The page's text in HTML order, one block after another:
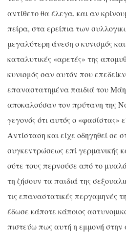
αντίθετο θα έλεγα, και αν
πείρα, στα ερείπια των
μεγαλύτερη άνεση ο κυνισμός
καταλυτικές «αρετές» της
κυνισμός σαν αυτόν που
επαναστατημένα παιδιά του Μάη
αποκαλούσαν τον πρύτανη της
γεγονός ότι αυτός ο «φασίστας»
Αντίσταση και είχε οδηγηθεί σε
συγκεντρώσεως επί γερμανικής
ούτε τους περνούσε από το
τη ζήσουν τα παιδιά της
τις επαναστατικές περγαμηνές
έδωσε κάποτε κάποιος
πιστεύω πως αυτή η εμμονή στην